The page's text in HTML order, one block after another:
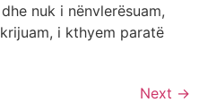
nuk i nënvlerësuam,
i kthyem paratë
Next →